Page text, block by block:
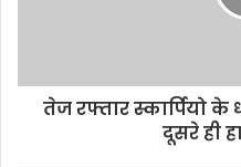
d
तेज रफ्तार स्कार्पियो
दूसरे ही